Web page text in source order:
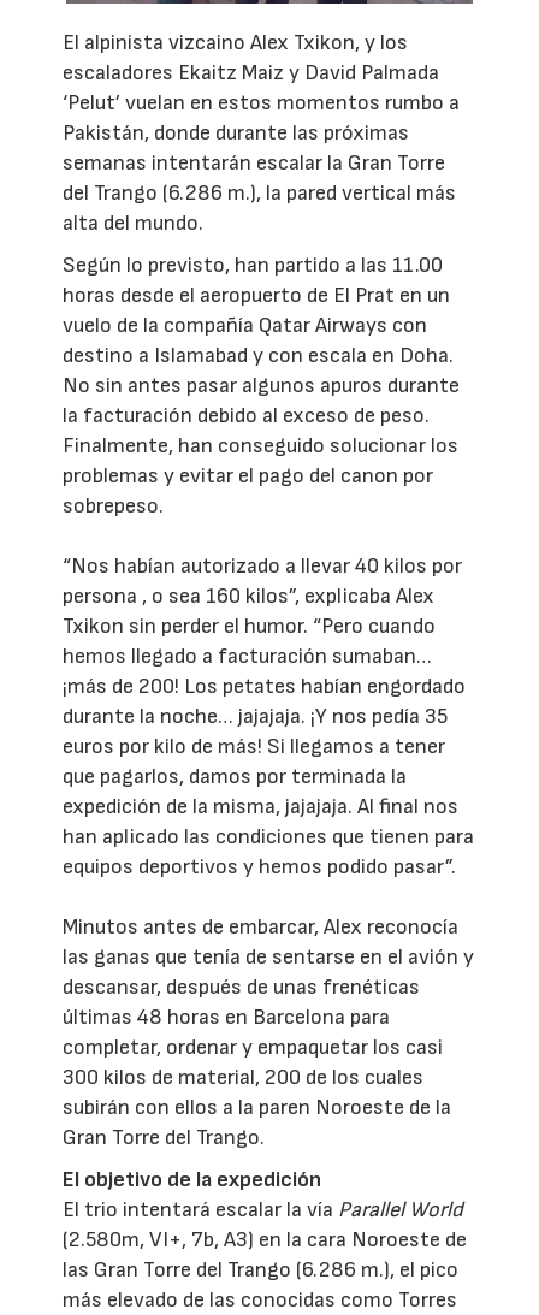
El alpinista vizcaino Alex Txikon, y los
escaladores Ekaitz Maiz y David Palmada
‘Pelut’ vuelan en estos momentos rumbo a
Pakistán, donde durante las próximas
semanas intentarán escalar la Gran Torre
del Trango (6.286 m.), la pared vertical más
alta del mundo.
Según lo previsto, han partido a las 11.00
horas desde el aeropuerto de El Prat en un
vuelo de la compañía Qatar Airways con
destino a Islamabad y con escala en Doha.
No sin antes pasar algunos apuros durante
la facturación debido al exceso de peso.
Finalmente, han conseguido solucionar los
problemas y evitar el pago del canon por
sobrepeso.
“Nos habían autorizado a llevar 40 kilos por
persona , o sea 160 kilos”, explicaba Alex
Txikon sin perder el humor. “Pero cuando
hemos llegado a facturación sumaban…
¡más de 200! Los petates habían engordado
durante la noche… jajajaja. ¡Y nos pedía 35
euros por kilo de más! Si llegamos a tener
que pagarlos, damos por terminada la
expedición de la misma, jajajaja. Al final nos
han aplicado las condiciones que tienen para
equipos deportivos y hemos podido pasar”.
Minutos antes de embarcar, Alex reconocía
las ganas que tenía de sentarse en el avión y
descansar, después de unas frenéticas
últimas 48 horas en Barcelona para
completar, ordenar y empaquetar los casi
300 kilos de material, 200 de los cuales
subirán con ellos a la paren Noroeste de la
Gran Torre del Trango.
El objetivo de la expedición
El trio intentará escalar la vía Parallel World
(2.580m, VI+, 7b, A3) en la cara Noroeste de
las Gran Torre del Trango (6.286 m.), el pico
más elevado de las conocidas como Torres